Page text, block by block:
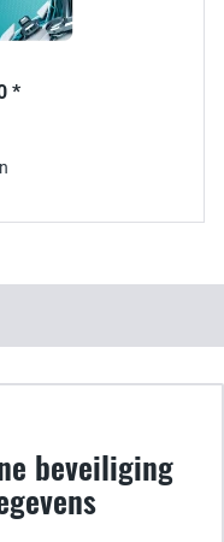
*
beveiliging